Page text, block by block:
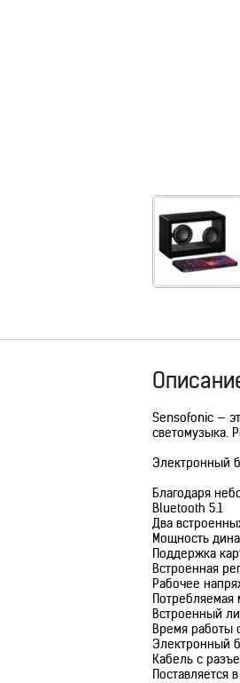
Sensofonic —
светомузыка.
Электронный
Благодаря
Bluetooth 5.1
Два
Мощность
Поддержка
Встроенная
Рабочее
Потребляемая
Встроенный
Время работы
Электронный
Кабель с
Поставляется